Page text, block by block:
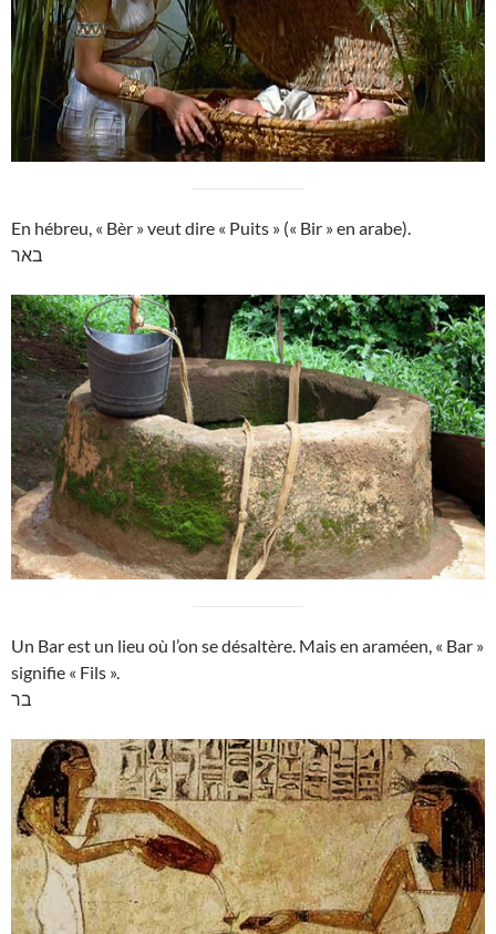
En hébreu, « Bèr » veut dire « Puits » (« Bir » en arabe).
באר
Un Bar est un lieu où l’on se désaltère. Mais en araméen, « Bar »
signifie « Fils ».
בר